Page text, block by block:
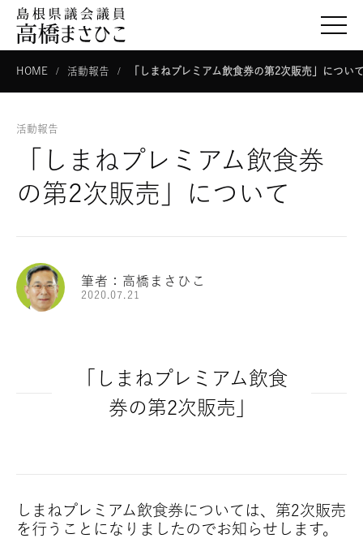
HOME 活動報告 「しまねプレミアム飲食券の第2次販売」につ
活動報告
「しまねプレミアム飲食券
の第2次販売」について
筆者：高橋まさひこ
2020.07.21
「しまねプレミアム飲食
券の第2次販売」
しまねプレミアム飲食券については、第2次販売
を行うことになりましたのでお知らせします。